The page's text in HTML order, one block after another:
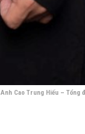
Anh Cao Trung Hiếu – Tổng